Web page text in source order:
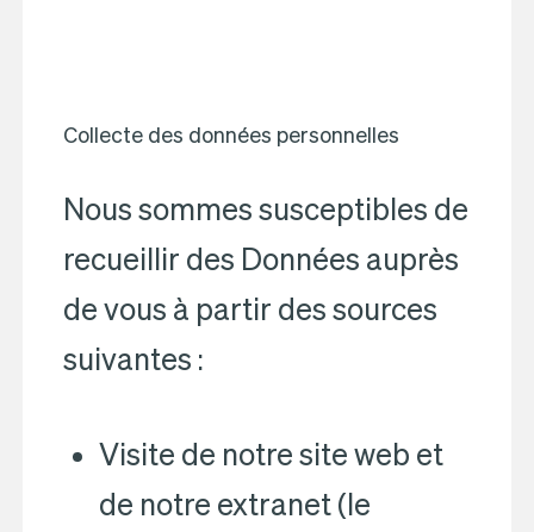
Collecte des données personnelles
Nous sommes susceptibles de
recueillir des Données auprès
de vous à partir des sources
suivantes :
Visite de notre site web et
de notre extranet (le